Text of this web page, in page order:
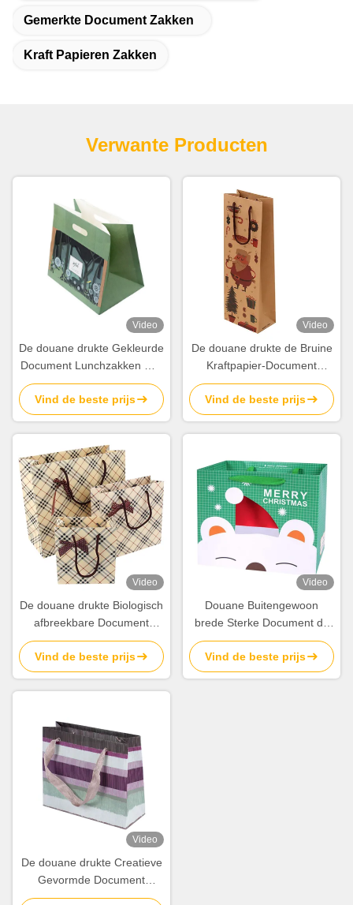
Gemerkte Document Zakken
Kraft Papieren Zakken
Verwante Producten
Video
De douane drukte Gekleurde
Document Lunchzakken met
de Handvattenfabriek van
het Matrijzenknipsel
Vind de beste prijs
Video
De douane drukte de Bruine
Kraftpapier-Document
Zakken van de Wijngift met
Katoenen Handvattenmassa
Vind de beste prijs
Video
De douane drukte Biologisch
afbreekbare Document
Boodschappentassengroothandel
met Bowknot
Vind de beste prijs
Video
Douane Buitengewoon
brede Sterke Document de
Kostendruk van Merkzakken
met Glanzende Laminering
Vind de beste prijs
Video
De douane drukte Creatieve
Gevormde Document
Gestreepte het Document